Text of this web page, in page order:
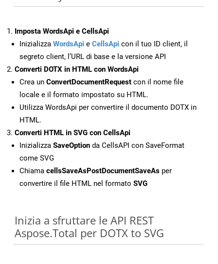
Imposta WordsApi e CellsApi
Inizializza WordsApi e CellsApi con il tuo ID client, il
segreto client, l’URL di base e la versione API
Converti DOTX in HTML con WordsApi
Crea un ConvertDocumentRequest con il nome file
locale e il formato impostato su HTML.
Utilizza WordsApi per convertire il documento DOTX in
HTML.
Converti HTML in SVG con CellsApi
Inizializza SaveOption da CellsAPI con SaveFormat
come SVG
Chiama cellsSaveAsPostDocumentSaveAs per
convertire il file HTML nel formato SVG
Inizia a sfruttare le API REST
Aspose.Total per DOTX to SVG